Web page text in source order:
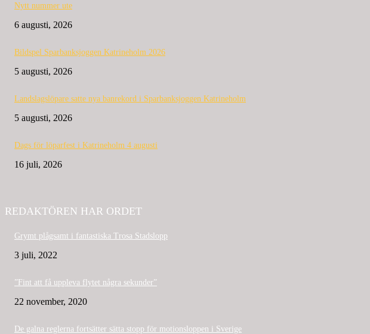
Nytt nummer ute
6 augusti, 2026
Bildspel Sparbanksjoggen Katrineholm 2026
5 augusti, 2026
Landslagslöpare satte nya banrekord i Sparbanksjoggen Katrineholm
5 augusti, 2026
Dags för löparfest i Katrineholm 4 augusti
16 juli, 2026
REDAKTÖREN HAR ORDET
Grymt plågsamt i fantastiska Trosa Stadslopp
3 juli, 2022
”Fint att få uppleva flytet några sekunder”
22 november, 2020
De galna reglerna fortsätter sätta stopp för motionsloppen i Sverige